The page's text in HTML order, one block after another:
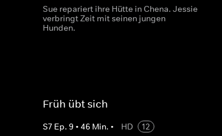
Sue repariert ihre Hütte in Chena. Jessie
verbringt Zeit mit seinen jungen
Hunden.
Früh übt sich
S7 Ep. 9 • 46 Min. • HD
12